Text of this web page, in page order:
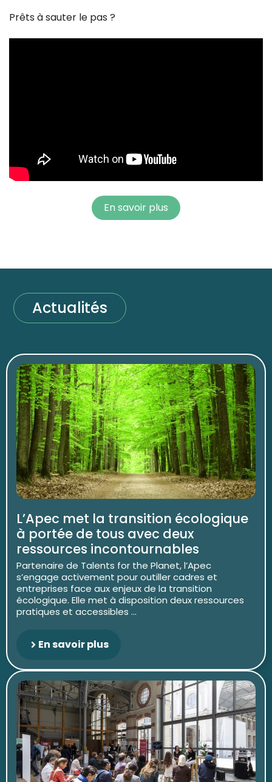
Prêts à sauter le pas ?
En savoir plus
Actualités
L’Apec met la transition écologique
à portée de tous avec deux
ressources incontournables
Partenaire de Talents for the Planet, l’Apec
s’engage activement pour outiller cadres et
entreprises face aux enjeux de la transition
écologique. Elle met à disposition deux ressources
pratiques et accessibles ...
En savoir plus